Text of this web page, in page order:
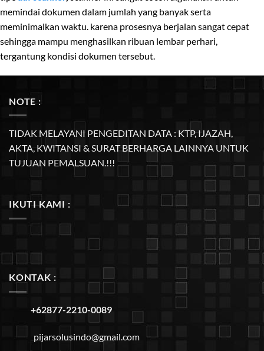
memindai dokumen dalam jumlah yang banyak serta
meminimalkan waktu. karena prosesnya berjalan sangat cepat
sehingga mampu menghasilkan ribuan lembar perhari,
tergantung kondisi dokumen tersebut.
NOTE :
TIDAK MELAYANI PENGEDITAN DATA : KTP, IJAZAH,
AKTA, KWITANSI & SURAT BERHARGA LAINNYA UNTUK
TUJUAN PEMALSUAN.!!!
IKUTI KAMI :
KONTAK :
+62877-2210-0089
pijarsolusindo@gmail.com